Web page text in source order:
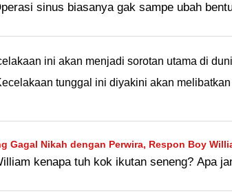
Penyakit Sejak Kecil
sinus biasanya gak sampe ubah
ini akan menjadi sorotan utama di
tunggal ini diyakini akan
Gagal Nikah dengan Perwira, Respon Boy
kenapa tuh kok ikutan seneng? Apa